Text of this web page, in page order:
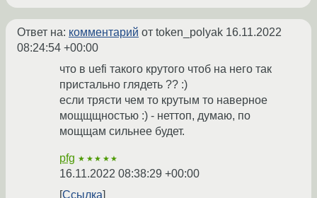
Ответ на: комментарий от token_polyak 16.11.2022
08:24:54 +00:00
что в uefi такого крутого чтоб на него так
пристально глядеть ?? :)
если трясти чем то крутым то наверное
мощщщностью :) - неттоп, думаю, по
мощщам сильнее будет.
pfg ★★★★★
16.11.2022 08:38:29 +00:00
Ссылка